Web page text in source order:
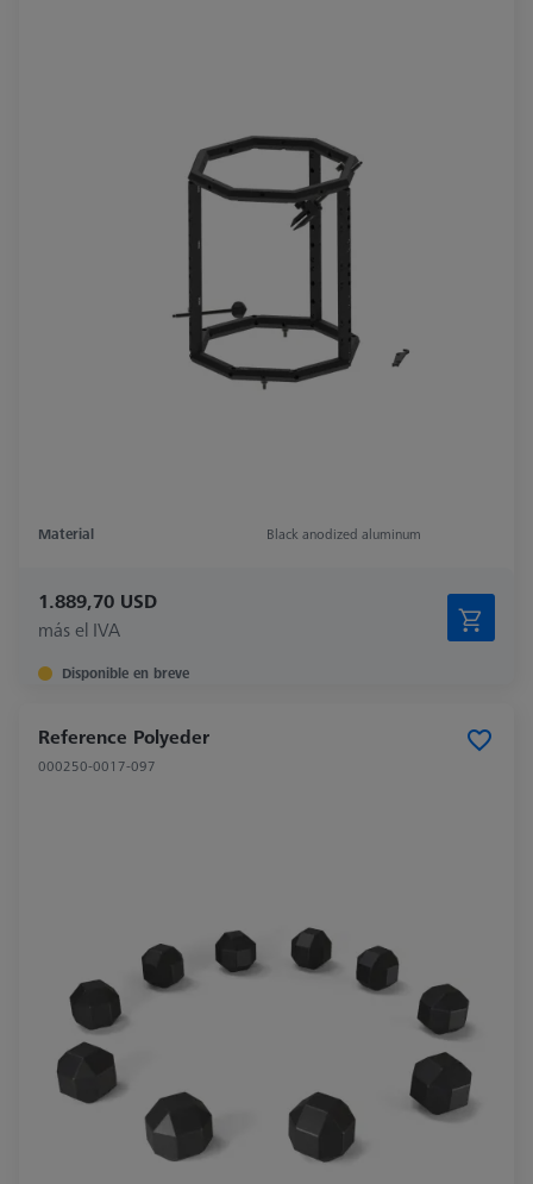
Material Black anodized aluminum
1.889,70 USD
más el IVA
Disponible en breve
Reference Polyeder
000250-0017-097